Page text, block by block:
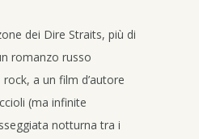
dei Dire Straits, più di
romanzo russo
a un film d’autore
(ma infinite
notturna tra i